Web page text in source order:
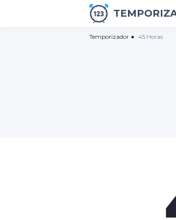
Temporizador 45 Horas